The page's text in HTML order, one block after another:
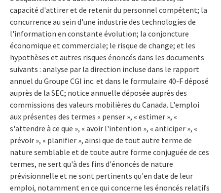
capacité d'attirer et de retenir du personnel compétent; la
concurrence au sein d'une industrie des technologies de
l'information en constante évolution; la conjoncture
économique et commerciale; le risque de change; et les
hypothèses et autres risques énoncés dans les documents
suivants : analyse par la direction incluse dans le rapport
annuel du Groupe CGI inc. et dans le formulaire 40-F déposé
auprès de la SEC; notice annuelle déposée auprès des
commissions des valeurs mobilières du Canada. L'emploi
aux présentes des termes « penser », « estimer », «
s'attendre à ce que », « avoir l'intention », « anticiper », «
prévoir », « planifier », ainsi que de tout autre terme de
nature semblable et de toute autre forme conjuguée de ces
termes, ne sert qu'à des fins d'énoncés de nature
prévisionnelle et ne sont pertinents qu'en date de leur
emploi, notamment en ce qui concerne les énoncés relatifs